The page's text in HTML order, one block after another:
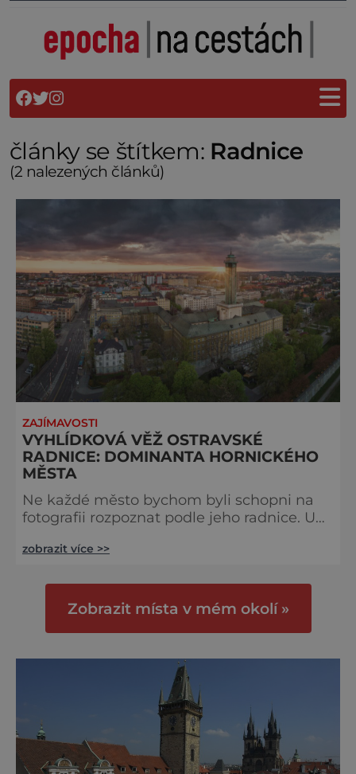
články se štítkem: Radnice
(2 nalezených článků)
ZAJÍMAVOSTI
VYHLÍDKOVÁ VĚŽ OSTRAVSKÉ
RADNICE: DOMINANTA HORNICKÉHO
MĚSTA
Ne každé město bychom byli schopni na
fotografii rozpoznat podle jeho radnice. U
Zdejší nová radnice je nezaměnitelná a její
budovami konkurenci. Historické budovy
jsou krásné a cenné, ale potřebám moderní
na dnešním Masarykově náměstí, která by
zobrazit více >>
Zobrazit místa v mém okolí »